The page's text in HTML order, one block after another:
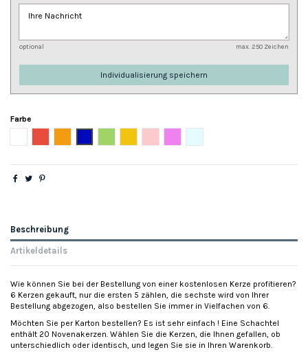
optional max. 250 Zeichen
Individualisierung speichern
Farbe
Beschreibung
Artikeldetails
Wie können Sie bei der Bestellung von einer kostenlosen Kerze profitieren?
6 Kerzen gekauft, nur die ersten 5 zählen, die sechste wird von Ihrer
Bestellung abgezogen, also bestellen Sie immer in Vielfachen von 6.
Möchten Sie per Karton bestellen? Es ist sehr einfach ! Eine Schachtel
enthält 20 Novenakerzen. Wählen Sie die Kerzen, die Ihnen gefallen, ob
unterschiedlich oder identisch, und legen Sie sie in Ihren Warenkorb.